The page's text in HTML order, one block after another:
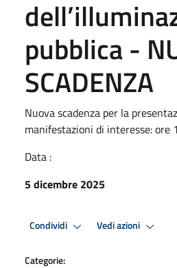
pubblica -
SCADENZA
Nuova scadenza per la
manifestazioni di interesse:
Data :
5 dicembre 2025
Condividi Vedi azioni
Categorie: